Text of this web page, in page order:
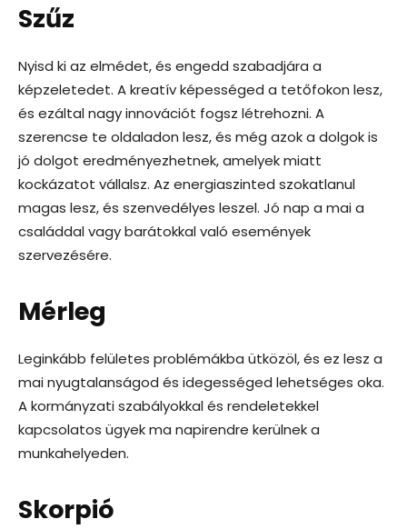
Szűz
Nyisd ki az elmédet, és engedd szabadjára a
képzeletedet. A kreatív képességed a tetőfokon lesz,
és ezáltal nagy innovációt fogsz létrehozni. A
szerencse te oldaladon lesz, és még azok a dolgok is
jó dolgot eredményezhetnek, amelyek miatt
kockázatot vállalsz. Az energiaszinted szokatlanul
magas lesz, és szenvedélyes leszel. Jó nap a mai a
családdal vagy barátokkal való események
szervezésére.
Mérleg
Leginkább felületes problémákba ütközöl, és ez lesz a
mai nyugtalanságod és idegességed lehetséges oka.
A kormányzati szabályokkal és rendeletekkel
kapcsolatos ügyek ma napirendre kerülnek a
munkahelyeden.
Skorpió